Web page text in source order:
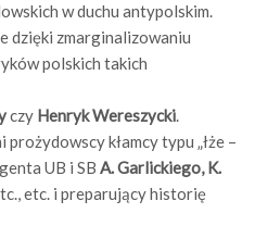
w duchu antypolskim.
dzięki zmarginalizowaniu
polskich takich
czy HenrykWereszycki.
kłamcy typu „łże –
UB i SB A. Garlickiego, K.
etc. i preparujący historię